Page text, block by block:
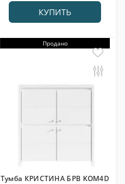
КУПИТЬ
Продано
Тумба КРИСТИНА БРВ KOM4D